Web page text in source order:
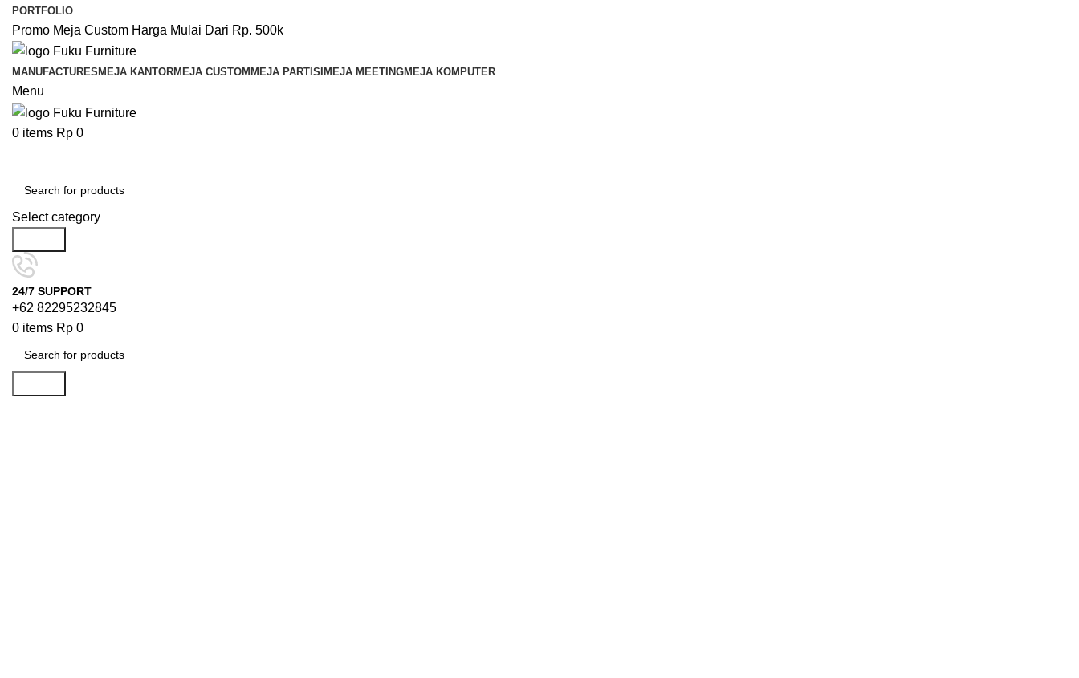
PORTFOLIO
Promo Meja Custom Harga Mulai Dari Rp. 500k
MANUFACTURES MEJA KANTORMEJA CUSTOM MEJA PARTISI MEJA MEETINGMEJA KOMPUTER
Menu
0 items Rp 0
Select category
24/7 SUPPORT
+62 82295232845
0 items Rp 0